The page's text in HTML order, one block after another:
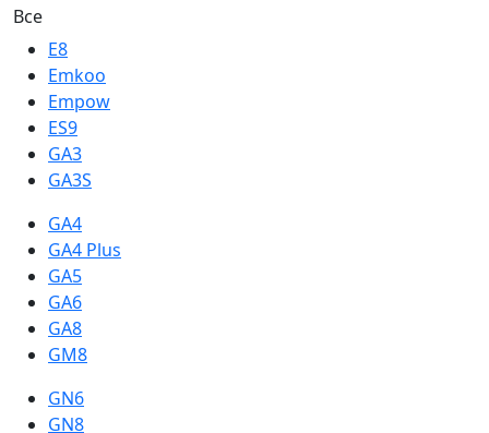
Все
E8
Emkoo
Empow
ES9
GA3
GA3S
GA4
GA4 Plus
GA5
GA6
GA8
GM8
GN6
GN8